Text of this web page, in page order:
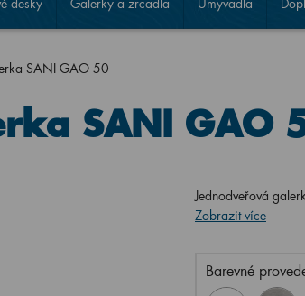
SANI GAO 50
SANI GAO
Jednodveřová
Zobrazit více
Barevné